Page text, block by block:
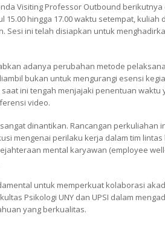
Visiting Professor Outbound
hingga 17.00 waktu setempat,
ini telah disiapkan untuk
adanya perubahan metode
bukan untuk mengurangi esensi
ini tengah menjajaki penentuan
video.
dinantikan. Rancangan
mengenai perilaku kerja dalam tim
mental karyawan (employee
untuk memperkuat kolaborasi
Psikologi UNY dan UPSI dalam
yang berkualitas.